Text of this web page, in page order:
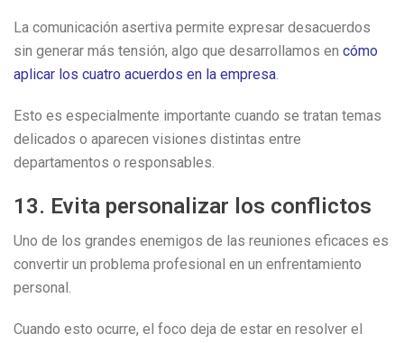
La comunicación asertiva permite expresar desacuerdos
sin generar más tensión, algo que desarrollamos en cómo
aplicar los cuatro acuerdos en la empresa.
Esto es especialmente importante cuando se tratan temas
delicados o aparecen visiones distintas entre
departamentos o responsables.
13. Evita personalizar los conflictos
Uno de los grandes enemigos de las reuniones eficaces es
convertir un problema profesional en un enfrentamiento
personal.
Cuando esto ocurre, el foco deja de estar en resolver el